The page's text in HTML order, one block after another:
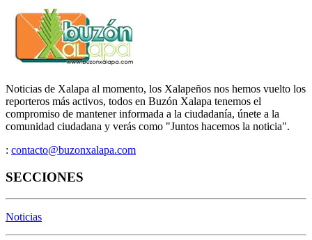
Noticias de Xalapa al momento, los Xalapeños nos hemos vuelto los
reporteros más activos, todos en Buzón Xalapa tenemos el
compromiso de mantener informada a la ciudadanía, únete a la
comunidad ciudadana y verás como "Juntos hacemos la noticia".
: contacto@buzonxalapa.com
SECCIONES
Noticias